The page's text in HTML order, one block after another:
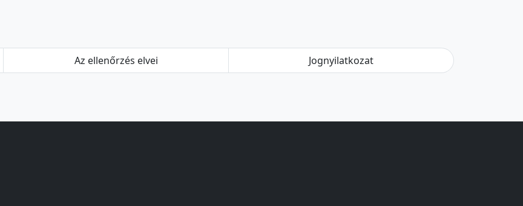
Az ellenőrzés elvei Jognyilatkozat